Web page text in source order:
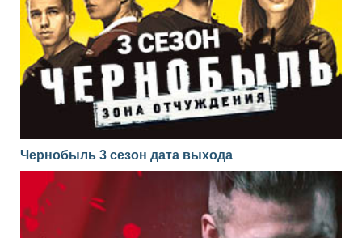
Чернобыль 3 сезон дата выхода